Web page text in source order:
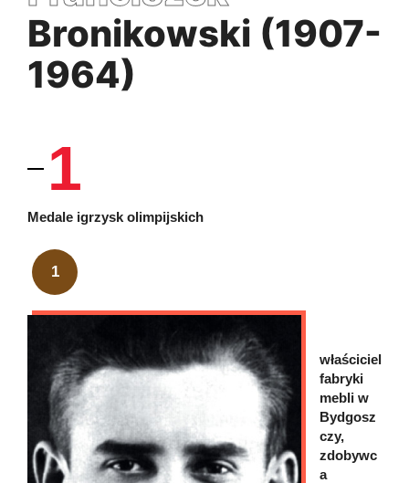
Bronikowski (1907-
1964)
1
Medale igrzysk olimpijskich
1
właściciel
fabryki
mebli w
Bydgosz
czy,
zdobywc
a